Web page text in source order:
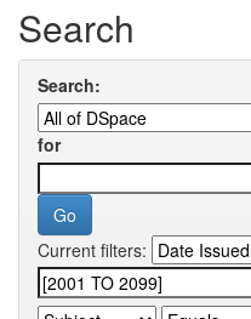
Search
Search:
for
Current filters: